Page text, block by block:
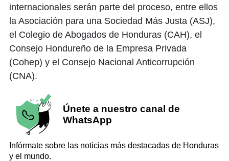
internacionales serán parte del proceso, entre ellos
la Asociación para una Sociedad Más Justa (ASJ),
el Colegio de Abogados de Honduras (CAH), el
Consejo Hondureño de la Empresa Privada
(Cohep) y el Consejo Nacional Anticorrupción
(CNA).
Únete a nuestro canal de
WhatsApp
Infórmate sobre las noticias más destacadas de Honduras
y el mundo.